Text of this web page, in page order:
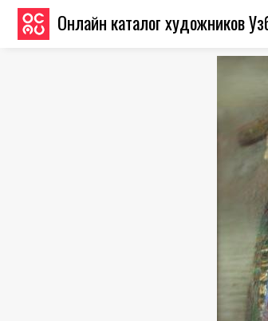
Онлайн каталог художников